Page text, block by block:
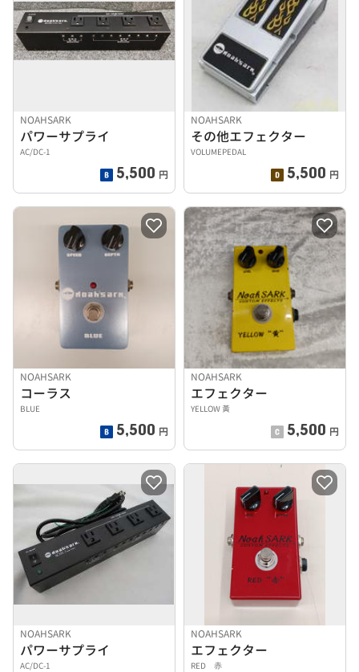
NOAHSARK
パワーサプライ
AC/DC-1
5,500 円
NOAHSARK
その他エフェクター
VOLUMEPEDAL
5,500 円
NOAHSARK
コーラス
BLUE
5,500 円
NOAHSARK
エフェクター
YELLOW 黃
5,500 円
NOAHSARK
パワーサプライ
AC/DC-1
NOAHSARK
エフェクター
RED 赤